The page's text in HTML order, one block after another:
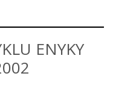
ENYKY